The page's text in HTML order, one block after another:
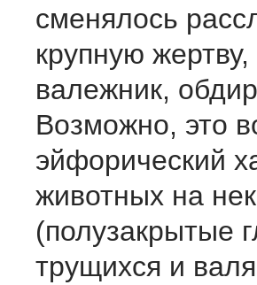
сменялось
крупную
валежник,
Возможно, это
эйфорический
животных на
(полузакрытые
трущихся и